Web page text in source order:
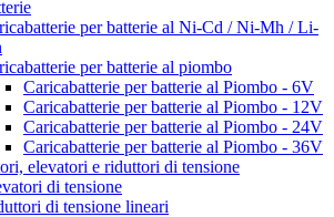
per batterie al Ni-Cd / Ni-Mh / Li-
per batterie al piombo
Caricabatterie per batterie al Piombo - 6V
Caricabatterie per batterie al Piombo - 12V
Caricabatterie per batterie al Piombo - 24V
Caricabatterie per batterie al Piombo - 36V
elevatori e riduttori di tensione
di tensione
di tensione lineari